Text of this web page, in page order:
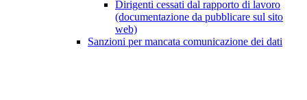
Dirigenti cessati dal rapporto di lavoro
(documentazione da pubblicare sul sito
web)
Sanzioni per mancata comunicazione dei dati